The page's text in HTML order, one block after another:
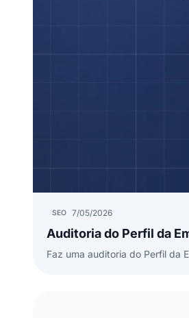
SEO 7/05/2026
Auditoria do Perfil da
Faz uma auditoria do Perfil da